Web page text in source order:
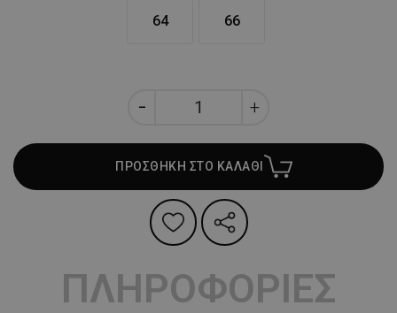
64 66
ΠΡΟΣΘΗΚΗ ΣΤΟ ΚΑΛΑΘΙ
ΠΛΗΡΟΦΟΡΙΕΣ